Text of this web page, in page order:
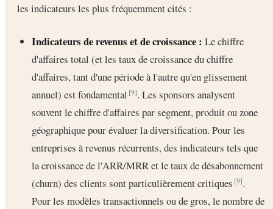
les indicateurs les plus fréquemment cités :
Indicateurs de revenus et de croissance : Le chiffre
d'affaires total (et les taux de croissance du chiffre
d'affaires, tant d'une période à l'autre qu'en glissement
annuel) est fondamental[9]. Les sponsors analysent
souvent le chiffre d'affaires par segment, produit ou zone
géographique pour évaluer la diversification. Pour les
entreprises à revenus récurrents, des indicateurs tels que
la croissance de l'ARR/MRR et le taux de désabonnement
(churn) des clients sont particulièrement critiques[9].
Pour les modèles transactionnels ou de gros, le nombre de